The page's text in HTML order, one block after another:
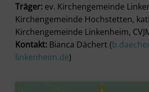
Träger: ev. Kirchengemeinde
Kirchengemeinde Hochstetten,
Kirchengemeinde Linkenheim,
Kontakt: Bianca Dächert (
linkenheim.de)